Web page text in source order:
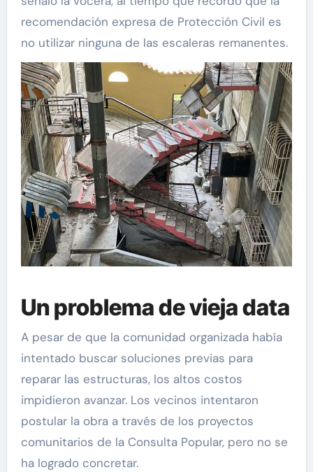
recomendación expresa de Protección Civil es
no utilizar ninguna de las escaleras remanentes.
Un problema de vieja data
A pesar de que la comunidad organizada había
intentado buscar soluciones previas para
reparar las estructuras, los altos costos
impidieron avanzar. Los vecinos intentaron
postular la obra a través de los proyectos
comunitarios de la Consulta Popular, pero no se
ha logrado concretar.